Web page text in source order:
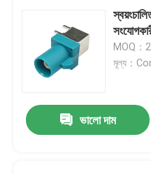
MOQ：
মূল্য：
ভালো দাম